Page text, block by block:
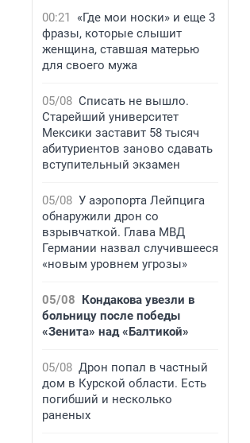
00:21
«Где мои носки» и еще 3
фразы, которые слышит
женщина, ставшая матерью
для своего мужа
05/08 Списать не вышло.
Старейший университет
Мексики заставит 58 тысяч
абитуриентов заново сдавать
вступительный экзамен
05/08 У аэропорта Лейпцига
обнаружили дрон со
взрывчаткой. Глава МВД
Германии назвал случившееся
«новым уровнем угрозы»
05/08 Кондакова увезли в
больницу после победы
«Зенита» над «Балтикой»
05/08 Дрон попал в частный
дом в Курской области. Есть
погибший и несколько
раненых